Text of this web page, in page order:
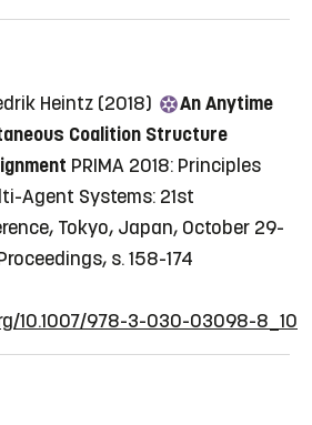
Heintz (2018)
An Anytime
Coalition Structure
PRIMA 2018: Principles
Agent Systems: 21st
Tokyo, Japan, October 29-
s. 158-174
10.1007/978-3-030-03098-8_10